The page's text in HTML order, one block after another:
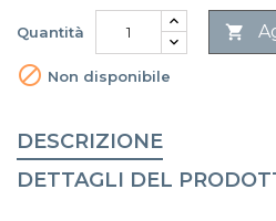
Quantità 
 Non disponibile
DESCRIZIONE
DETTAGLI DEL